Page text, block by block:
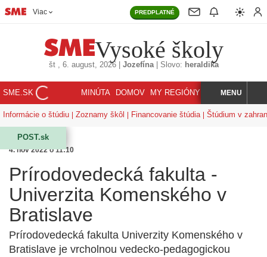
Viac PREDPLATNÉ
Vysoké školy
št, 6. august, 2026| Jozefína| Slovo: heraldika
SME.SK MINÚTA DOMOV MY REGIÓNY KORZÁR
HĽADAJMENU
Informácie o štúdiu Zoznamy škôl Financovanie štúdia Štúdium v
POST.sk
4. nov 2022 o 11:10
Prírodovedecká fakulta -
Univerzita Komenského v
Bratislave
Prírodovedecká fakulta Univerzity Komenského v
Bratislave je vrcholnou vedecko-pedagogickou